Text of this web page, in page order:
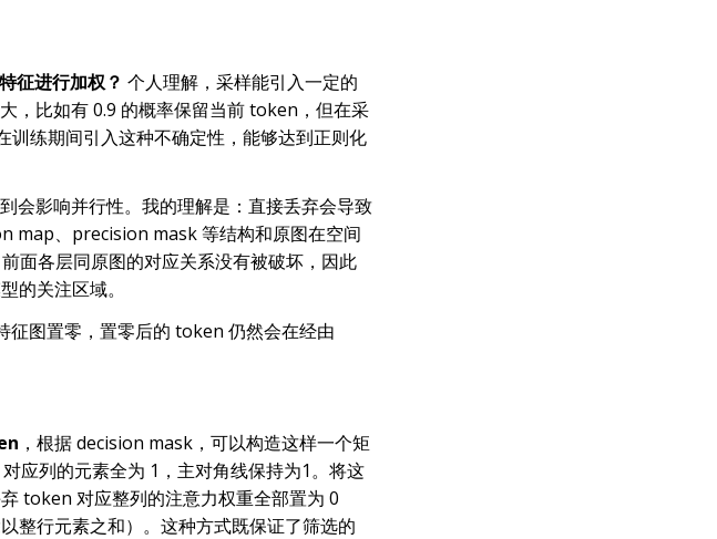
征进行加权？ 个人理解，采样能引入一定的
，比如有 0.9 的概率保留当前 token，但在采
训练期间引入这种不确定性，能够达到正则化
会影响并行性。我的理解是：直接丢弃会导致
map、precision mask 等结构和原图在空间
面各层同原图的对应关系没有被破坏，因此
的关注区域。
征图置零，置零后的 token 仍然会在经由
，根据 decision mask，可以构造这样一个矩
应列的元素全为 1，主对角线保持为1。将这
token 对应整列的注意力权重全部置为 0
整行元素之和）。这种方式既保证了筛选的